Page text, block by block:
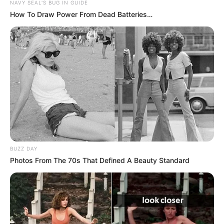
NAVY SEAL'S BUG IN GUIDE
How To Draw Power From Dead Batteries…
BUZZ DAY
Photos From The 70s That Defined A Beauty Standard